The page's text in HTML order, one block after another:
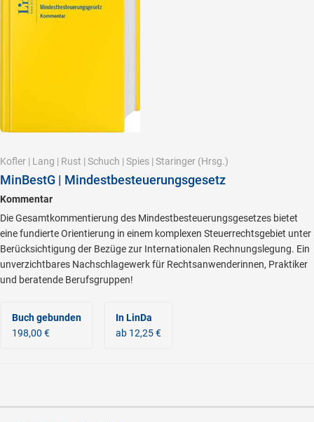
Kofler | Lang | Rust | Schuch | Spies | Staringer (Hrsg.)
MinBestG | Mindestbesteuerungsgesetz
Kommentar
Die Gesamtkommentierung des Mindestbesteuerungsgesetzes bietet
eine fundierte Orientierung in einem komplexen Steuerrechtsgebiet unter
Berücksichtigung der Bezüge zur Internationalen Rechnungslegung. Ein
unverzichtbares Nachschlagewerk für Rechtsanwenderinnen, Praktiker
und beratende Berufsgruppen!
Buch gebunden
198,00 €
In LinDa
ab 12,25 €